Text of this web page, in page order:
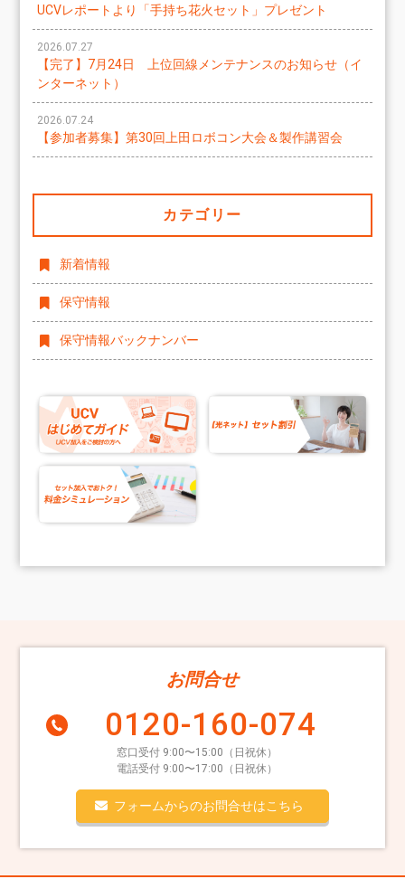
UCVレポートより「手持ち花火セット」プレゼント
2026.07.27
【完了】7月24日 上位回線メンテナンスのお知らせ（イ
ンターネット）
2026.07.24
【参加者募集】第30回上田ロボコン大会＆製作講習会
カテゴリー
新着情報
保守情報
保守情報バックナンバー
お問合せ
0120-160-074
窓口受付 9:00〜15:00（日祝休）
電話受付 9:00〜17:00（日祝休）
フォームからのお問合せはこちら